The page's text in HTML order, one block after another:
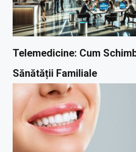
Telemedicine: Cum
Sănătății Familiale